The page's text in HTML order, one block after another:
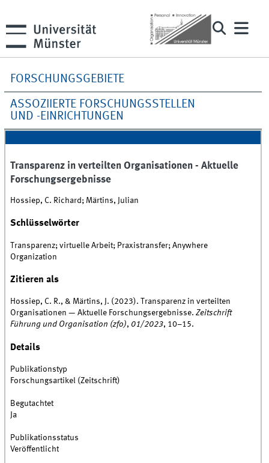
FORSCHUNGSGEBIETE
ASSOZIIERTE FORSCHUNGSSTELLEN
UND -EINRICHTUNGEN
Transparenz in verteilten Organisationen - Aktuelle
Forschungsergebnisse
Hossiep, C. Richard; Märtins, Julian
Schlüsselwörter
Transparenz; virtuelle Arbeit; Praxistransfer; Anywhere
Organization
Zitieren als
Hossiep, C. R., & Märtins, J. (2023). Transparenz in verteilten
Organisationen — Aktuelle Forschungsergebnisse.Zeitschrift
Führung und Organisation (zfo), 01/2023, 10–15.
Details
Publikationstyp
Forschungsartikel (Zeitschrift)
Begutachtet
Ja
Publikationsstatus
Veröffentlicht